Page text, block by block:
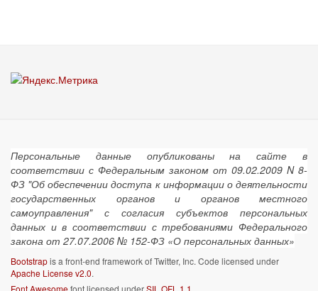
Персональные данные опубликованы на сайте в
соответствии с Федеральным законом от 09.02.2009 N 8-
ФЗ "Об обеспечении доступа к информации о деятельности
государственных органов и органов местного
самоуправления" с согласия субъектов персональных
данных и в соответствии с требованиями Федерального
закона от 27.07.2006 № 152-ФЗ «О персональных данных»
Bootstrapis a front-end framework of Twitter, Inc. Code licensed under
Apache License v2.0.
Font Awesomefont licensed underSIL OFL 1.1